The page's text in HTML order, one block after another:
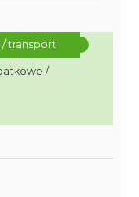
/ transport
/